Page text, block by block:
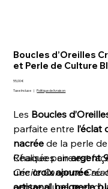
Boucles d’Oreilles
et Perle de Culture
Prix
55,00 €
Taxe Incluse | Politique de livraison
Les Boucles
parfaite entre l’éclat
nacrée de la perle
Réalisées enargent
unecroix ajouréeau
centre d’uneperle
Chaque paire est
Cécile Canonne
artisanal belgeet